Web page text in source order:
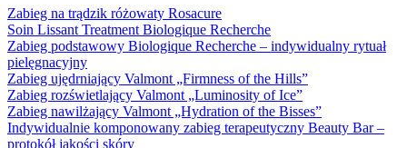
Zabieg na trądzik różowaty Rosacure
Soin Lissant Treatment Biologique Recherche
Zabieg podstawowy Biologique Recherche – indywidualny rytuał
pielęgnacyjny
Zabieg ujędrniający Valmont „Firmness of the Hills”
Zabieg rozświetlający Valmont „Luminosity of Ice”
Zabieg nawilżający Valmont „Hydration of the Bisses”
Indywidualnie komponowany zabieg terapeutyczny Beauty Bar –
protokół jakości skóry